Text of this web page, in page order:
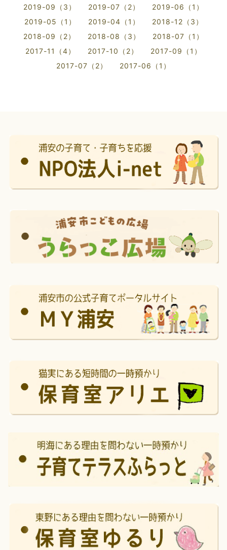
2019-09（3）
2019-07（2）
2019-06（1）
2019-05（1）
2019-04（1）
2018-12（3）
2018-09（2）
2018-08（3）
2018-07（1）
2017-11（4）
2017-10（2）
2017-09（1）
2017-07（2）
2017-06（1）